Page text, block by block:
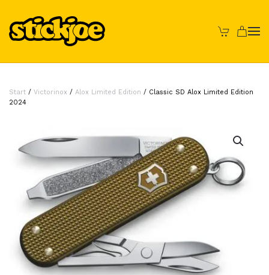
Skip to main content
Start / Victorinox / Alox Limited Edition / Classic SD Alox Limited Edition
2024